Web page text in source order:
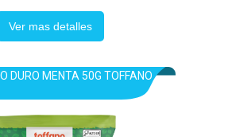
Ver mas detalles
DURO MENTA 50G TOFFANO